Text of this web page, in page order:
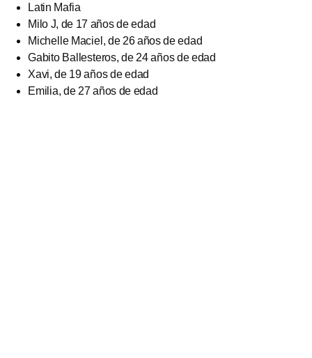
Latin Mafia
Milo J, de 17 años de edad
Michelle Maciel, de 26 años de edad
Gabito Ballesteros, de 24 años de edad
Xavi, de 19 años de edad
Emilia, de 27 años de edad